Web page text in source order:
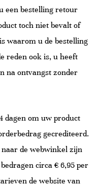
een bestelling retour
toch niet bevalt of
waarom u de bestelling
reden ook is, u heeft
na ontvangst zonder
dagen om uw product
gecrediteerd.
de webwinkel zijn
circa € 6,95 per
de website van